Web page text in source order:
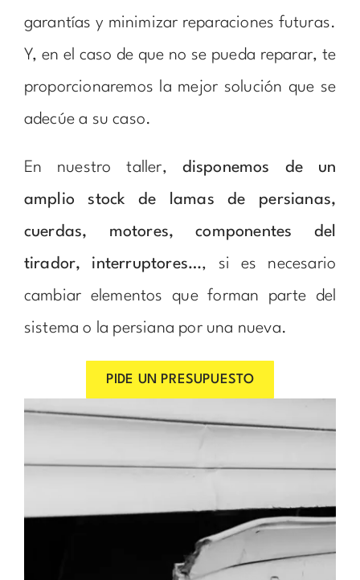
garantías y minimizar reparaciones futuras.
Y, en el caso de que no se pueda reparar, te
proporcionaremos la mejor solución que se
adecúe a su caso.
En nuestro taller, disponemos de un
amplio stock de lamas de persianas,
cuerdas, motores, componentes del
tirador, interruptores…, si es necesario
cambiar elementos que forman parte del
sistema o la persiana por una nueva.
PIDE UN PRESUPUESTO